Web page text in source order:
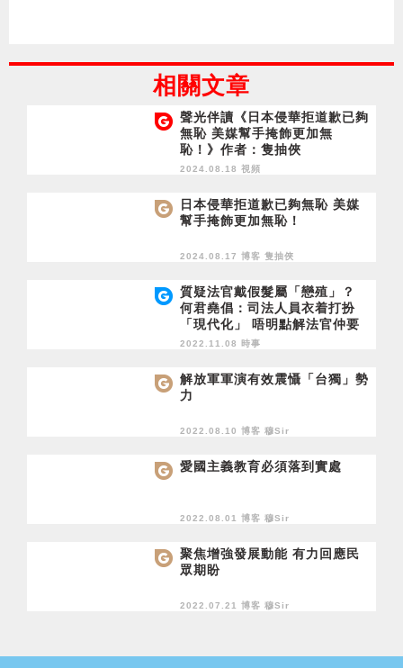
相關文章
聲光伴讀《日本侵華拒道歉已夠
無恥 美媒幫手掩飾更加無
恥！》作者：隻抽俠
2024.08.18 視頻
日本侵華拒道歉已夠無恥 美媒
幫手掩飾更加無恥！
2024.08.17 博客 隻抽俠
質疑法官戴假髮屬「戀殖」？
何君堯倡：司法人員衣着打扮
「現代化」 唔明點解法官仲要
戴假髮？
2022.11.08 時事
解放軍軍演有效震懾「台獨」勢
力
2022.08.10 博客 穆Sir
愛國主義教育必須落到實處
2022.08.01 博客 穆Sir
聚焦增強發展動能 有力回應民
眾期盼
2022.07.21 博客 穆Sir